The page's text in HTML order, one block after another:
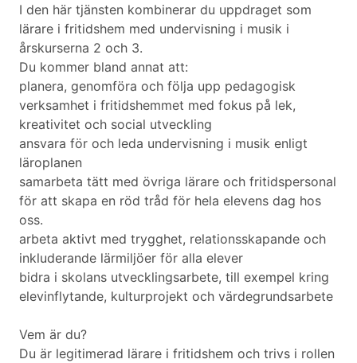
I den här tjänsten kombinerar du uppdraget som
lärare i fritidshem med undervisning i musik i
årskurserna 2 och 3.
Du kommer bland annat att:
planera, genomföra och följa upp pedagogisk
verksamhet i fritidshemmet med fokus på lek,
kreativitet och social utveckling
ansvara för och leda undervisning i musik enligt
läroplanen
samarbeta tätt med övriga lärare och fritidspersonal
för att skapa en röd tråd för hela elevens dag hos
oss.
arbeta aktivt med trygghet, relationsskapande och
inkluderande lärmiljöer för alla elever
bidra i skolans utvecklingsarbete, till exempel kring
elevinflytande, kulturprojekt och värdegrundsarbete
Vem är du?
Du är legitimerad lärare i fritidshem och trivs i rollen